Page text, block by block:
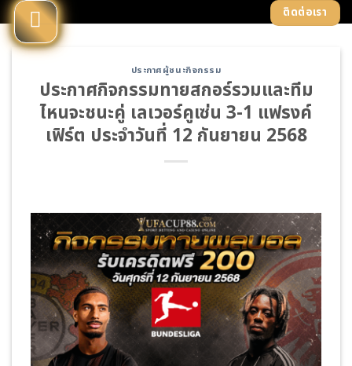
Skip
to
content
ติดต่อเรา
ประกาศผู้ชนะกิจกรรม
ประกาศกิจกรรมทายสกอร์รวมและทีม
ไหนจะชนะคู่ เลเวอร์คูเซ่น 3-1 แฟรงค์
เฟิร์ต ประจำวันที่ 12 กันยายน 2568